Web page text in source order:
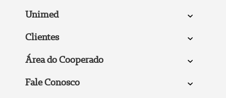
Unimed
Clientes
Área do Cooperado
Fale Conosco